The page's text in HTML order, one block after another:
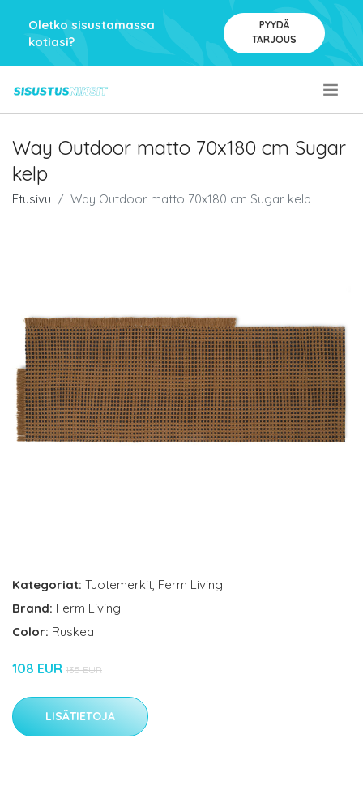
Oletko sisustamassa
kotiasi?
PYYDÄ
TARJOUS
Way Outdoor matto 70x180 cm Sugar
kelp
Etusivu Way Outdoor matto 70x180 cm Sugar kelp
Kategoriat: Tuotemerkit, Ferm Living
Brand: Ferm Living
Color: Ruskea
108 EUR 135 EUR
LISÄTIETOJA